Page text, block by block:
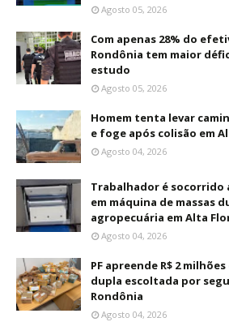
Agosto 05, 2026
Com apenas 28% do
Rondônia tem maior
estudo
Agosto 05, 2026
Homem tenta levar
e foge após colisão em
Agosto 04, 2026
Trabalhador é socorrido
em máquina de massas
agropecuária em Alta
Agosto 04, 2026
PF apreende R$ 2
dupla escoltada por
Rondônia
Agosto 04, 2026